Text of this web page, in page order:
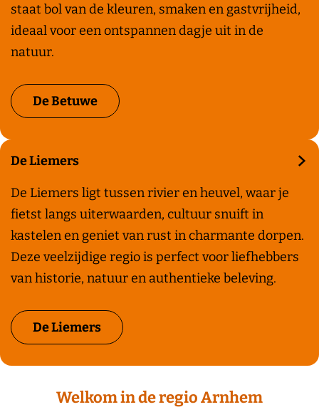
e
t
u
e
staat bol van de kleuren, smaken en gastvrijheid,
ideaal voor een ontspannen dagje uit in de
natuur.
De Betuwe
De Liemers
D
e
L
i
e
e
r
s
De Liemers ligt tussen rivier en heuvel, waar je
fietst langs uiterwaarden, cultuur snuift in
kastelen en geniet van rust in charmante dorpen.
Deze veelzijdige regio is perfect voor liefhebbers
van historie, natuur en authentieke beleving.
De Liemers
Welkom in de regio Arnhem